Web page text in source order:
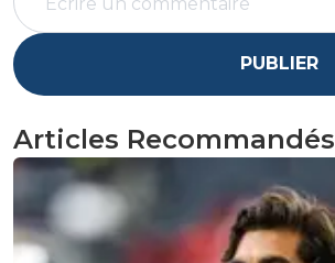
PUBLIER
Articles Recommandés